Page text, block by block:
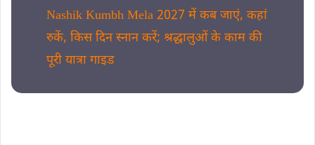
Nashik Kumbh Mela 2027 में कब जाएं, कहां
रुकें, किस दिन स्नान करें; श्रद्धालुओं के काम की
पूरी यात्रा गाइड